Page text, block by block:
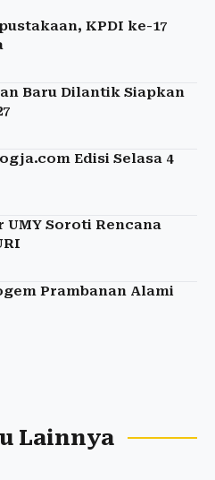
KPDI ke-17
Baru Dilantik Siapkan
Edisi Selasa 4
UMY Soroti Rencana
Prambanan Alami
Lainnya